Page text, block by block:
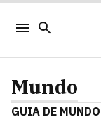
Mundo
GUIA DE MUNDO